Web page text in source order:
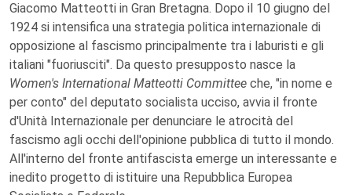
Giacomo Matteotti in Gran Bretagna. Dopo il 10 giugno del
1924 si intensifica una strategia politica internazionale di
opposizione al fascismo principalmente tra i laburisti e gli
italiani "fuoriusciti". Da questo presupposto nasce la
Women's International Matteotti Committee che, "in nome e
per conto" del deputato socialista ucciso, avvia il fronte
d'Unità Internazionale per denunciare le atrocità del
fascismo agli occhi dell'opinione pubblica di tutto il mondo.
All'interno del fronte antifascista emerge un interessante e
inedito progetto di istituire una Repubblica Europea